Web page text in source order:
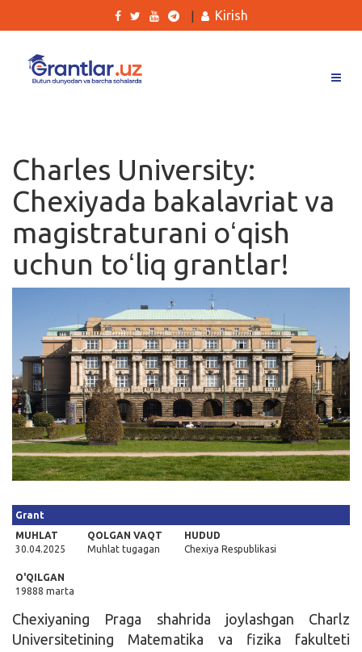
Ishlar
Kurslar
Blog
Yana
Qidirish
Kirish
Kirish
Charles University:
Chexiyada bakalavriat va
magistraturani oʻqish
uchun toʻliq grantlar!
Grant
MUHLAT
30.04.2025
QOLGAN VAQT
Muhlat tugagan
HUDUD
Chexiya Respublikasi
O'QILGAN
19888 marta
Chexiyaning Praga shahrida joylashgan Charlz
Universitetining Matematika va fizika fakulteti